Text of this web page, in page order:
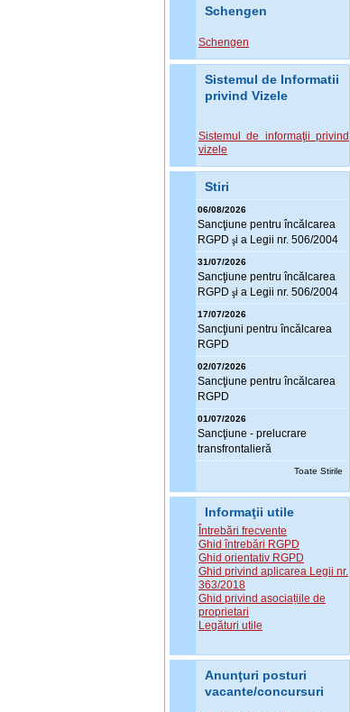
Schengen
Schengen
Sistemul de Informatii
privind Vizele
Sistemul de informaţii privind
vizele
Stiri
06/08/2026
Sancţiune pentru încălcarea
RGPD şi a Legii nr. 506/2004
31/07/2026
Sancţiune pentru încălcarea
RGPD şi a Legii nr. 506/2004
17/07/2026
Sancţiuni pentru încălcarea
RGPD
02/07/2026
Sancţiune pentru încălcarea
RGPD
01/07/2026
Sancţiune - prelucrare
transfrontalieră
Toate Stirile
Informaţii utile
Întrebări frecvente
Ghid întrebări RGPD
Ghid orientativ RGPD
Ghid privind aplicarea Legii nr.
363/2018
Ghid privind asociațiile de
proprietari
Legături utile
Anunţuri posturi
vacante/concursuri